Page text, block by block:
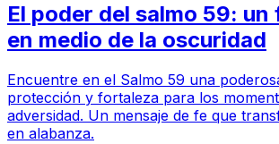
El poder del salmo 59: un
en medio de la oscuridad
Encuentre en el Salmo 59 una
protección y fortaleza para los
adversidad. Un mensaje de fe que
en alabanza.